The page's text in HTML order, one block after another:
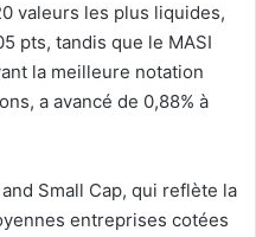
valeurs les plus liquides,
pts, tandis que le MASI
la meilleure notation
a avancé de 0,88% à
Small Cap, qui reflète la
entreprises cotées